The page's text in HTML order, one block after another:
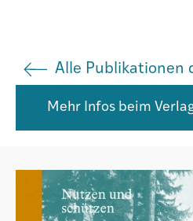
Institut
Alle Publikationen
Mehr Infos beim